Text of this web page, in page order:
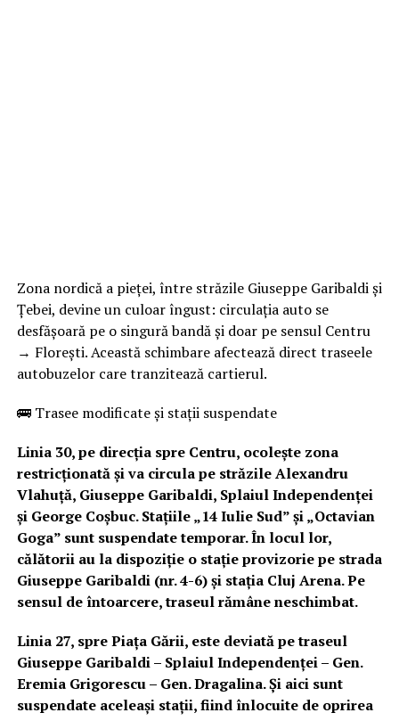
Zona nordică a pieței, între străzile Giuseppe Garibaldi și
Țebei, devine un culoar îngust: circulația auto se
desfășoară pe o singură bandă și doar pe sensul Centru
→ Florești. Această schimbare afectează direct traseele
autobuzelor care tranzitează cartierul.
🚌 Trasee modificate și stații suspendate
Linia 30, pe direcția spre Centru, ocolește zona
restricționată și va circula pe străzile Alexandru
Vlahuță, Giuseppe Garibaldi, Splaiul Independenței
și George Coșbuc. Stațiile „14 Iulie Sud” și „Octavian
Goga” sunt suspendate temporar. În locul lor,
călătorii au la dispoziție o stație provizorie pe strada
Giuseppe Garibaldi (nr. 4-6) și stația Cluj Arena. Pe
sensul de întoarcere, traseul rămâne neschimbat.
Linia 27, spre Piața Gării, este deviată pe traseul
Giuseppe Garibaldi – Splaiul Independenței – Gen.
Eremia Grigorescu – Gen. Dragalina. Și aici sunt
suspendate aceleași stații, fiind înlocuite de oprirea